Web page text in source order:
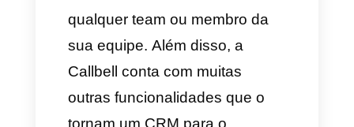
escala: Tudo o que você pensa
automatizar deveria ser feito,
imagine poder automatizar os
lembretes e envio de